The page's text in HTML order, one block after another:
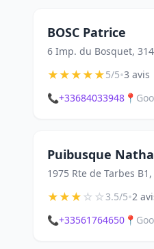
BOSC Patrice
6 Imp. du Bosquet,
★★★★★5/5•3 avis
📞+33684033948 📍
Puibusque
1975 Rte de Tarbes
★★★☆☆3.5/5•2
📞+33561764650 📍